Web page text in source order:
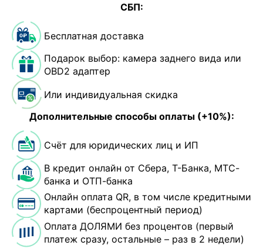
СБП:
Бесплатная доставка
Подарок выбор: камера заднего вида или
OBD2 адаптер
Или индивидуальная скидка
Дополнительные способы оплаты (+10%):
Счёт для юридических лиц и ИП
В кредит онлайн от Сбера, Т-Банка, МТС-
банка и ОТП-банка
Онлайн оплата QR, в том числе кредитными
картами (беспроцентный период)
Оплата ДОЛЯМИ без процентов (первый
платеж сразу, остальные – раз в 2 недели)